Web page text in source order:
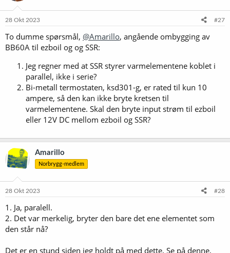
28 Okt 2023 #27
To dumme spørsmål, @Amarillo, angående ombygging av
BB60A til ezboil og og SSR:
Jeg regner med at SSR styrer varmelementene koblet i
parallel, ikke i serie?
Bi-metall termostaten, ksd301-g, er rated til kun 10
ampere, så den kan ikke bryte kretsen til
varmelementene. Skal den bryte input strøm til ezboil
eller 12V DC mellom ezboil og SSR?
Amarillo
Norbrygg-medlem
28 Okt 2023 #28
1. Ja, paralell.
2. Det var merkelig, bryter den bare det ene elementet som
den står nå?
Det er en stund siden jeg holdt på med dette. Se på denne,